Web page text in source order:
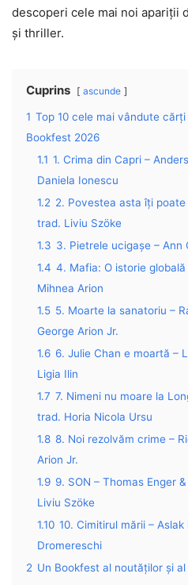
descoperi cele mai noi apariții
și thriller.
Cuprins ascunde
1 Top 10 cele mai vândute
Bookfest 2026
1.1 1. Crima din Capri –
Daniela Ionescu
1.2 2. Povestea asta îți
trad. Liviu Szöke
1.3 3. Pietrele ucigașe – Ann
1.4 4. Mafia: O istorie
Mihnea Arion
1.5 5. Moarte la sanatoriu –
George Arion Jr.
1.6 6. Julie Chan e moartă –
Ligia Ilin
1.7 7. Nimeni nu moare la
trad. Horia Nicola Ursu
1.8 8. Noi rezolvăm crime –
Arion Jr.
1.9 9. SON – Thomas Enger
Liviu Szöke
1.10 10. Cimitirul mării –
Dromereschi
2 Un Bookfest al noutăților și